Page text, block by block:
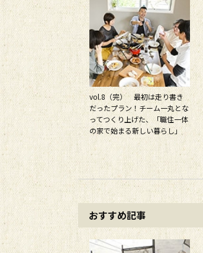
vol.8（完） 最初は走り書き
だったプラン！チーム一丸とな
ってつくり上げた、「職住一体
の家で始まる新しい暮らし」
おすすめ記事